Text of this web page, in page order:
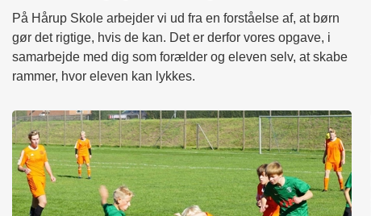
På Hårup Skole arbejder vi ud fra en forståelse af, at børn
gør det rigtige, hvis de kan. Det er derfor vores opgave, i
samarbejde med dig som forælder og eleven selv, at skabe
rammer, hvor eleven kan lykkes.